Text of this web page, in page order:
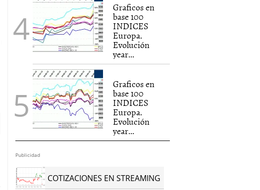
Graficos en
base 100
INDICES
Europa.
Evolución
year...
Graficos en
base 100
INDICES
Europa.
Evolución
year...
Publicidad
COTIZACIONES EN STREAMING